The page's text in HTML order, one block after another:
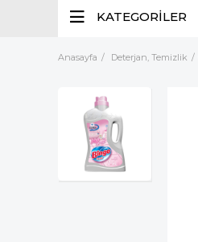
KATEGORİLER
Anasayfa Deterjan, Temizlik